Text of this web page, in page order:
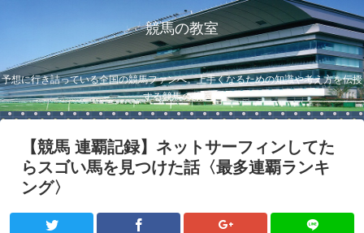
競馬の教室
予想に行き詰っている全国の競馬ファンへ。上手くなるための知識や考え方を伝授
する競馬の教室。
【競馬 連覇記録】ネットサーフィンしてた
らスゴい馬を見つけた話〈最多連覇ランキ
ング〉